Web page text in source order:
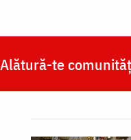
Alătură-te